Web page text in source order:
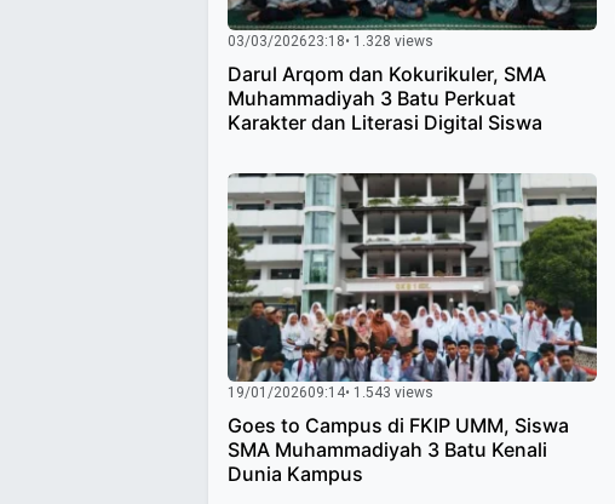
03/03/202623:18• 1.328 views
Darul Arqom dan Kokurikuler, SMA
Muhammadiyah 3 Batu Perkuat
Karakter dan Literasi Digital Siswa
19/01/202609:14• 1.543 views
Goes to Campus di FKIP UMM, Siswa
SMA Muhammadiyah 3 Batu Kenali
Dunia Kampus